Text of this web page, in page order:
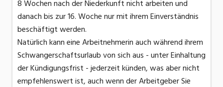
8 Wochen nach der Niederkunft nicht arbeiten und
danach bis zur 16. Woche nur mit ihrem Einverständnis
beschäftigt werden.
Natürlich kann eine Arbeitnehmerin auch während ihrem
Schwangerschaftsurlaub von sich aus - unter Einhaltung
der Kündigungsfrist - jederzeit künden, was aber nicht
empfehlenswert ist, auch wenn der Arbeitgeber Sie